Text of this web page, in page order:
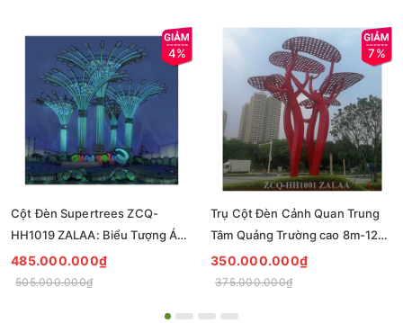
4%
Cột Đèn Supertrees ZCQ-
HH1019 ZALAA: Biểu Tượng Ánh
Sáng Cho Đại Đô Thị
485.000.000₫
505.000.000₫
7%
Trụ Cột Đèn Cảnh Quan Trung
Tâm Quảng Trường cao 8m-12m
ZCQ-HH1001 ZALAA Fortune
Tree Series
350.000.000₫
375.000.000₫